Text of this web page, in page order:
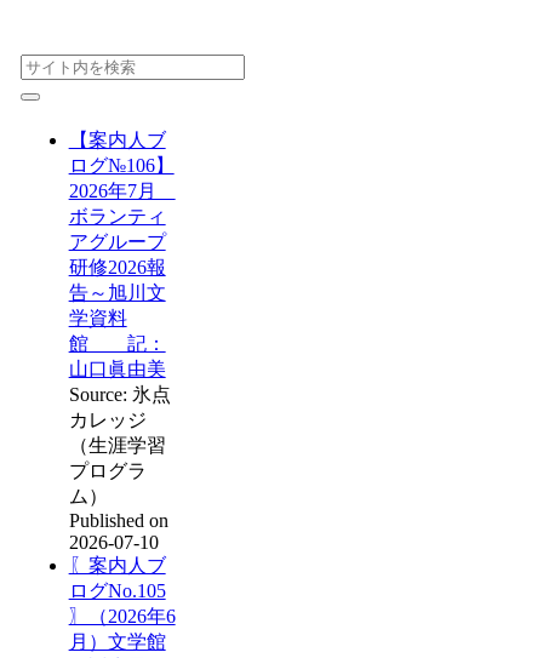
【案内人ブ
ログ№106】
2026年7月
ボランティ
アグループ
研修2026報
告～旭川文
学資料
館 記：
山口眞由美
Source: 氷点
カレッジ
（生涯学習
プログラ
ム）
Published on
2026-07-10
〖案内人ブ
ログNo.105
〗（2026年6
月）文学館